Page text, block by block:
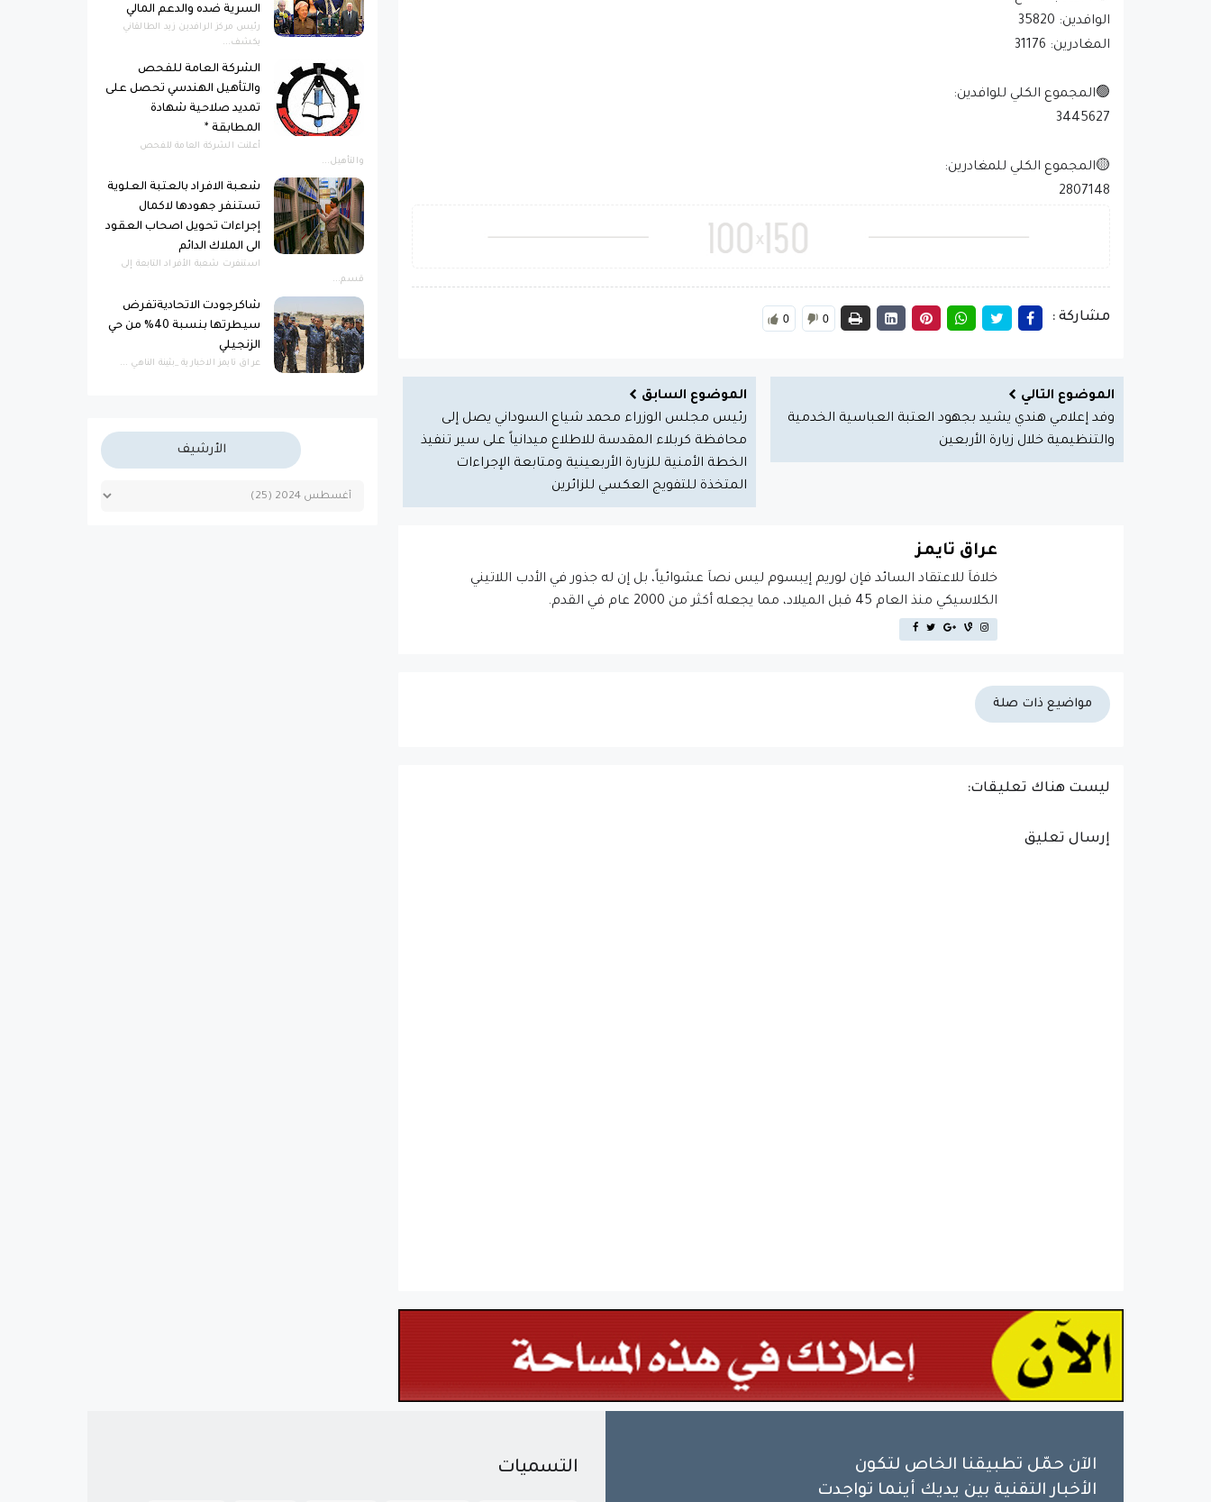
الوافدين: 35820
المغادرين: 31176
🟢المجموع الكلي للوافدين:
3445627
🟡المجموع الكلي للمغادرين:
2807148
مشاركة : 0 0
الموضوع التالي
وفد إعلامي هندي يشيد بجهود العتبة العباسية الخدمية
والتنظيمية خلال زيارة الأربعين
الموضوع السابق
رئيس مجلس الوزراء محمد شياع السوداني يصل إلى
محافظة كربلاء المقدسة للاطلاع ميدانياً على سير تنفيذ
الخطة الأمنية للزيارة الأربعينية ومتابعة الإجراءات
المتخذة للتفويج العكسي للزائرين
عراق تايمز
خلافاَ للاعتقاد السائد فإن لوريم إيبسوم ليس نصاَ عشوائياً، بل إن له جذور في الأدب اللاتيني
الكلاسيكي منذ العام 45 قبل الميلاد، مما يجعله أكثر من 2000 عام في القدم.
مواضيع ذات صلة
ليست هناك تعليقات:
إرسال تعليق
السرية ضده والدعم المالي
رئيس مركز الرافدين زيد الطالقاني
يكشف...
الشركة العامة للفحص
والتأهيل الهندسي تحصل على
تمديد صلاحية شهادة
المطابقة *
أعلنت الشركة العامة للفحص
والتأهيل...
شعبة الافراد بالعتبة العلوية
تستنفر جهودها لاكمال
إجراءات تحويل اصحاب العقود
الى الملاك الدائم
استنفرت شعبة الأفراد التابعة إلى
قسم...
شاكرجودت الاتحاديةتفرض
سيطرتها بنسبة 40% من حي
الزنجيلي
عراق تايمز الاخبارية _بثينة الناهي ...
الأرشيف
الآن حمّل تطبيقنا الخاص لتكون
الأخبار التقنية بين يديك أينما تواجدت
التسميات